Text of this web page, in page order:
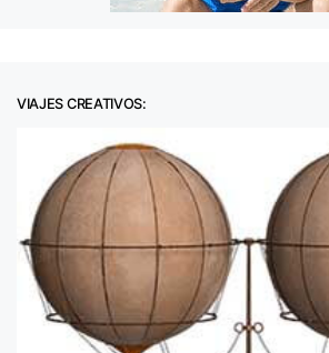
VIAJES CREATIVOS: